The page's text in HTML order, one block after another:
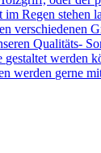
Regen
Qualitäts-
werden gerne